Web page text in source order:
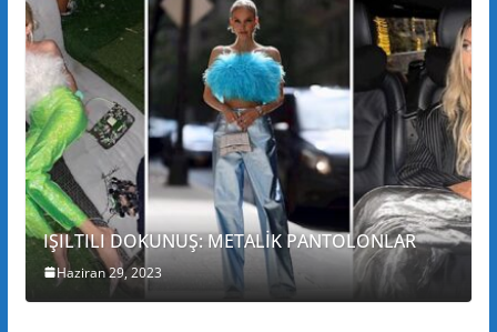
IŞILTILI DOKUNUŞ: METALİK PANTOLONLAR
Haziran 29, 2023